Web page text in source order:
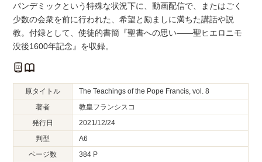
パンデミックという特殊な状況下に、動画配信で、またはごく
少数の会衆を前に行われた、希望と励ましに満ちた講話や説
教。付録として、使徒的書簡『聖書への思い――聖ヒエロニモ
没後1600年記念』を収録。
原タイトル
The Teachings of the Pope Francis, vol. 8
著者
教皇フランシスコ
発行日
2021/12/24
判型
A6
ページ数
384 P